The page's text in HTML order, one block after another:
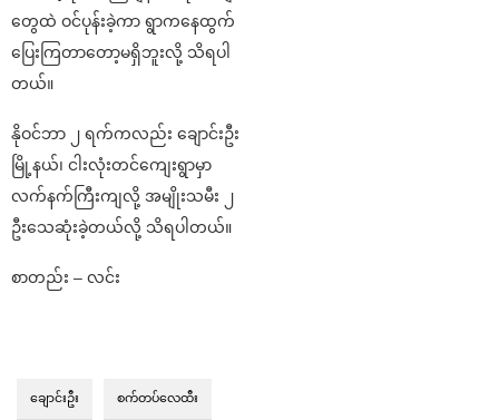
တွေထဲ ဝင်ပုန်းခဲ့ကာ ရွာကနေထွက်
ပြေးကြတာတော့မရှိဘူးလို့ သိရပါ
တယ်။
နိုဝင်ဘာ ၂ ရက်ကလည်း ချောင်းဦး
မြို့နယ်၊ ငါးလုံးတင်ကျေးရွာမှာ
လက်နက်ကြီးကျလို့ အမျိုးသမီး ၂
ဦးသေဆုံးခဲ့တယ်လို့ သိရပါတယ်။
စာတည်း – လင်း
ချောင်းဦး စက်တပ်လေထီး